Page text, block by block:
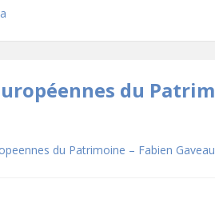
du
du Patrimoine – Fabien